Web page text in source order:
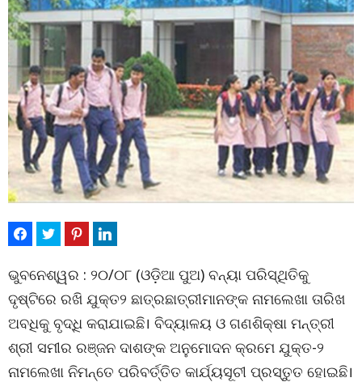
ଭୁବନେଶ୍ୱର : ୨୦/୦୮ (ଓଡ଼ିଆ ପୁଅ) ବନ୍ୟା ପରିସ୍ଥିତିକୁ
ଦୃଷ୍ଟିରେ ରଖି ଯୁକ୍ତ୨ ଛାତ୍ରଛାତ୍ରୀମାନଙ୍କ ନାମଲେଖା ତାରିଖ
ଅବଧିକୁ ବୃଦ୍ଧି କରାଯାଇଛି। ବିଦ୍ୟାଳୟ ଓ ଗଣଶିକ୍ଷା ମନ୍ତ୍ରୀ
ଶ୍ରୀ ସମୀର ରଞ୍ଜନ ଦାଶଙ୍କ ଅନୁମୋଦନ କ୍ରମେ ଯୁକ୍ତ-୨
ନାମଲେଖା ନିମନ୍ତେ ପରିବର୍ତ୍ତିତ କାର୍ଯ୍ୟସୂଚୀ ପ୍ରସ୍ତୁତ ହୋଇଛି।